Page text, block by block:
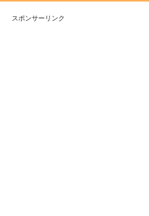
スポンサーリンク